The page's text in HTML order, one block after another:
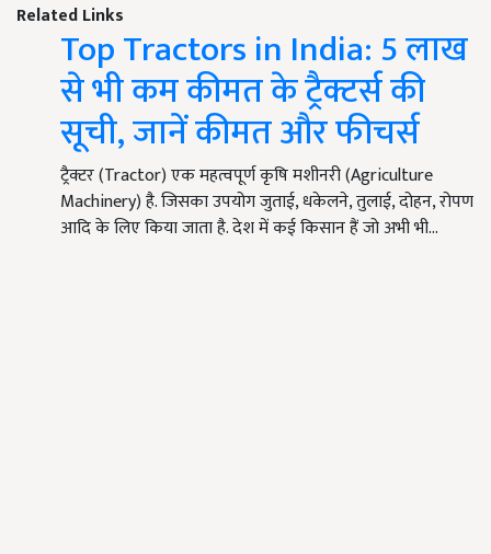
Related Links
Top Tractors in India: 5 लाख
से भी कम कीमत के ट्रैक्टर्स की
सूची, जानें कीमत और फीचर्स
ट्रैक्टर (Tractor) एक महत्वपूर्ण कृषि मशीनरी (Agriculture
Machinery) है. जिसका उपयोग जुताई, धकेलने, तुलाई, दोहन, रोपण
आदि के लिए किया जाता है. देश में कई किसान हैं जो अभी भी…